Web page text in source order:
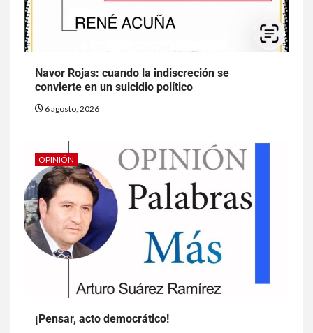
Navor Rojas: cuando la indiscreción se
convierte en un suicidio político
6 agosto, 2026
OPINIÓN
¡Pensar, acto democrático!